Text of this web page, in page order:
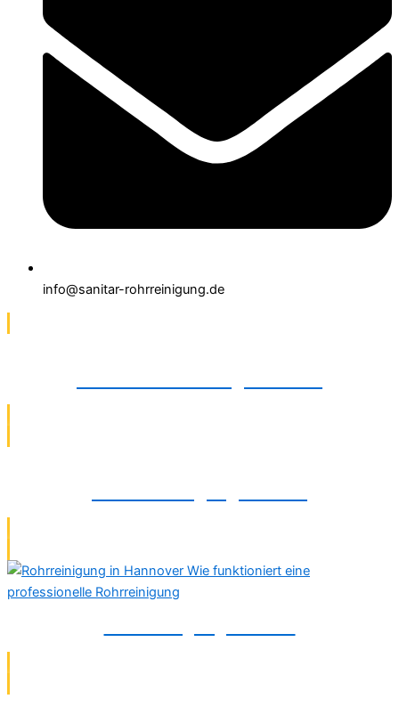
info@sanitar-rohrreinigung.de